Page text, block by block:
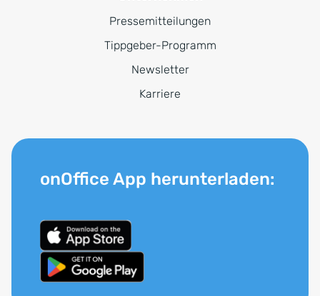
Pressemitteilungen
Tippgeber-Programm
Newsletter
Karriere
onOffice App herunterladen: